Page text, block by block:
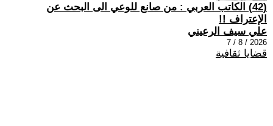
(42) الكاتب العربي : من صانع للوعي الى البحث عن
الإعتراف !!
علي سيف الرعيني
2026 / 8 / 7
قضايا ثقافية